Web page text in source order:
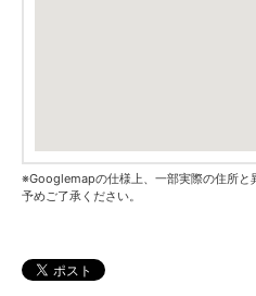
※Googlemapの仕様上、一部実際の住所と
予めご了承ください。